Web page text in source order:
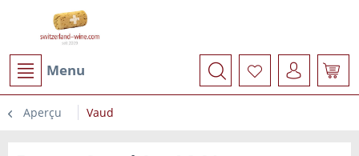
Menu
Aperçu Vaud